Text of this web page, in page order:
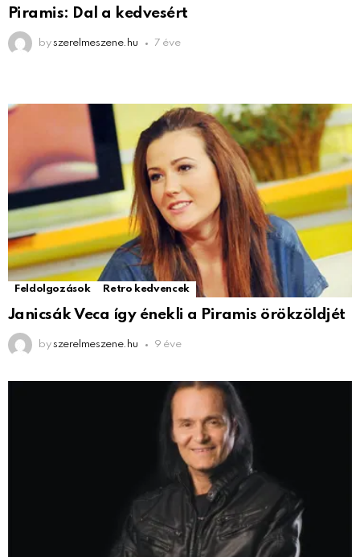
Piramis: Dal a kedvesért
by szerelmeszene.hu 7 éve
Feldolgozások Retro kedvencek
Janicsák Veca így énekli a Piramis örökzöldjét
by szerelmeszene.hu 9 éve